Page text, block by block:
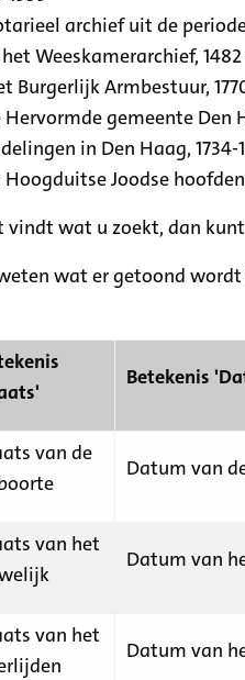
archief uit de periode
Weeskamerarchief, 1482
Burgerlijk Armbestuur,
gemeente Den
in Den Haag, 1734-
Joodse hoofden
wat u zoekt, dan
wat er getoond
Betekenis
van de
Datum van
van het
Datum van
van het
Datum van